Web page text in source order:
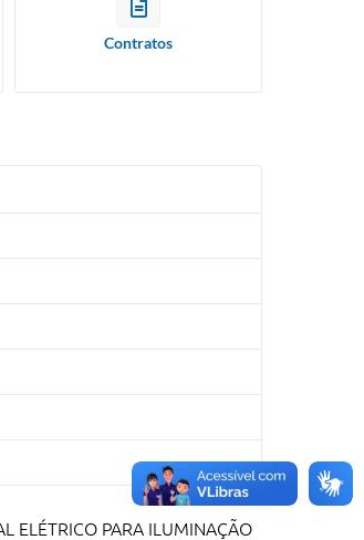
Contratos
ELÉTRICO PARA ILUMINAÇÃO